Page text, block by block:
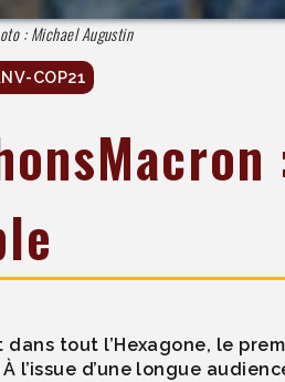
: Michael Augustin
COP21
tout l’Hexagone, le
l’issue d’une longue